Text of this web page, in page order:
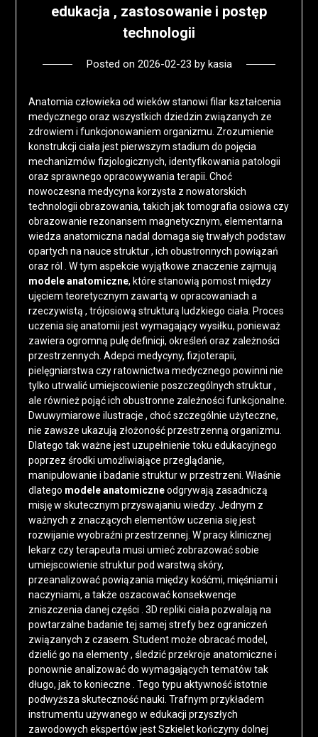
edukacja , zastosowanie i postęp
technologii
Posted on 2026-02-23 by kasia
Anatomia człowieka od wieków stanowi filar kształcenia
medycznego oraz wszystkich dziedzin związanych ze
zdrowiem i funkcjonowaniem organizmu. Zrozumienie
konstrukcji ciała jest pierwszym stadium do pojęcia
mechanizmów fizjologicznych, identyfikowania patologii
oraz sprawnego opracowywania terapii. Choć
nowoczesna medycyna korzysta z nowatorskich
technologii obrazowania, takich jak tomografia osiowa czy
obrazowanie rezonansem magnetycznym, elementarna
wiedza anatomiczna nadal domaga się trwałych podstaw
opartych na nauce struktur , ich obustronnych powiązań
oraz ról . W tym aspekcie wyjątkowe znaczenie zajmują
modele anatomiczne, które stanowią pomost między
ujęciem teoretycznym zawartą w opracowaniach a
rzeczywistą , trójosiową strukturą ludzkiego ciała. Proces
uczenia się anatomii jest wymagający wysiłku, ponieważ
zawiera ogromną pulę definicji, określeń oraz zależności
przestrzennych. Adepci medycyny, fizjoterapii,
pielęgniarstwa czy ratownictwa medycznego powinni nie
tylko utrwalić umiejscowienie poszczególnych struktur ,
ale również pojąć ich obustronne zależności funkcjonalne.
Dwuwymiarowe ilustracje , choć szczególnie użyteczne,
nie zawsze ukazują złożoność przestrzenną organizmu.
Dlatego tak ważne jest uzupełnienie toku edukacyjnego
poprzez środki umożliwiające przeglądanie,
manipulowanie i badanie struktur w przestrzeni. Właśnie
dlatego modele anatomiczneodgrywają zasadniczą
misję w skutecznym przyswajaniu wiedzy. Jednym z
ważnych z znaczących elementów uczenia się jest
rozwijanie wyobraźni przestrzennej. W pracy klinicznej
lekarz czy terapeuta musi umieć zobrazować sobie
umiejscowienie struktur pod warstwą skóry,
przeanalizować powiązania między kośćmi, mięśniami i
naczyniami, a także oszacować konsekwencje
zniszczenia danej części . 3D repliki ciała pozwalają na
powtarzalne badanie tej samej strefy bez ograniczeń
związanych z czasem. Student może obracać model,
dzielić go na elementy , śledzić przekroje anatomiczne i
ponownie analizować do wymagających tematów tak
długo, jak to konieczne . Tego typu aktywność istotnie
podwyższa skuteczność nauki. Trafnym przykładem
instrumentu używanego w edukacji przyszłych
zawodowych ekspertów jest Szkielet kończyny dolnej